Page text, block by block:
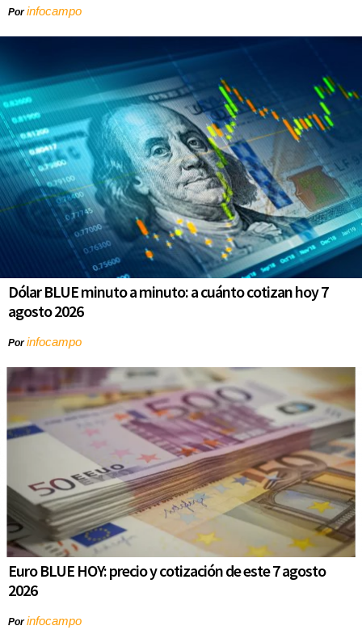
Porinfocampo
Dólar BLUE minuto a minuto: a cuánto cotizan hoy 7
agosto 2026
Porinfocampo
Euro BLUE HOY: precio y cotización de este 7 agosto
2026
Porinfocampo